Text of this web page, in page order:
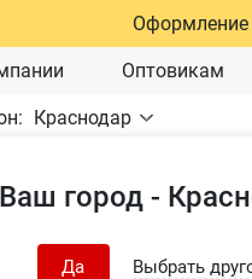
Оформление
Оптовикам
Краснодар
Ваш город -
Да Выбрать
Ручной инструмент